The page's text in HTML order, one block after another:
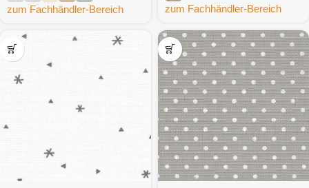
zum Fachhändler-Bereich zum Fachhändler-Bereich